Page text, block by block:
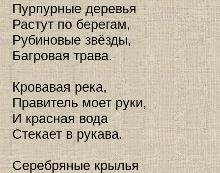
Пурпурные деревья
Растут по берегам,
Рубиновые звёзды,
Багровая трава.
Кровавая река,
Правитель моет руки,
И красная вода
Стекает в рукава.
Серебряные крылья